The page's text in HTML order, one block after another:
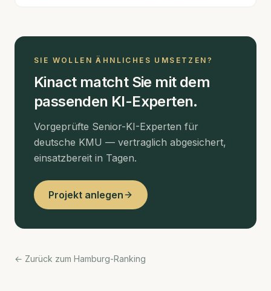
SIE WOLLEN ÄHNLICHES UMSETZEN?
Kinact matcht Sie mit dem
passenden KI-Experten.
Vorgeprüfte Senior-KI-Experten für
deutsche KMU — vertraglich abgesichert,
einsatzbereit in Tagen.
Projekt anlegen
← Zurück zum Hamburg-Ranking